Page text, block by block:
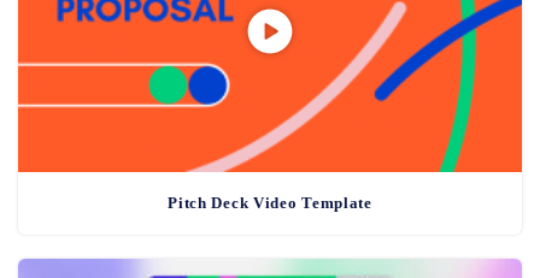
Pitch Deck Video Template